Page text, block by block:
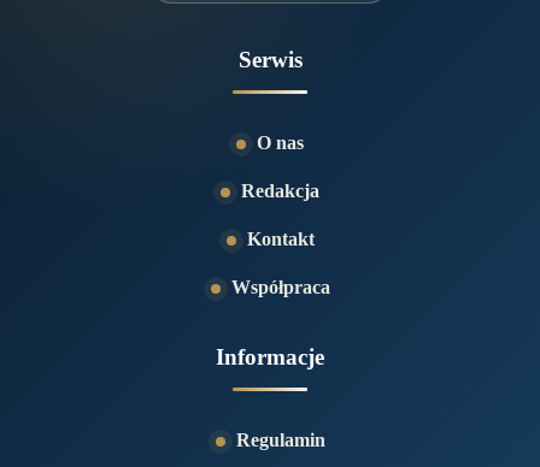
Serwis
O nas
Redakcja
Kontakt
Współpraca
Informacje
Regulamin